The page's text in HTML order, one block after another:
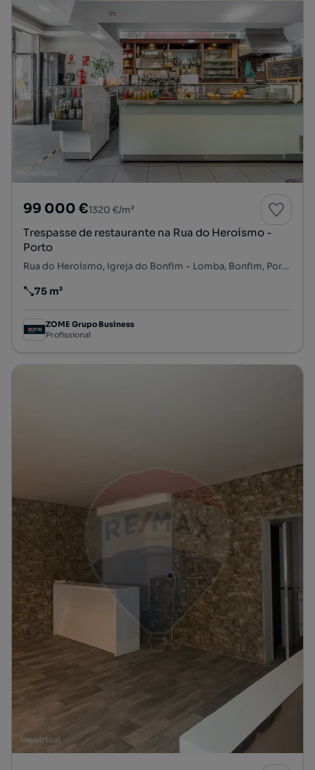
99 000 €1320 €/m²
Trespasse de restaurante na Rua do Heroísmo -
Porto
Rua do Heroísmo, Igreja do Bonfim - Lomba, Bonfim, Porto, Porto
Preço por metro quadrado
75 m²
ZOME Grupo Business
Profissional